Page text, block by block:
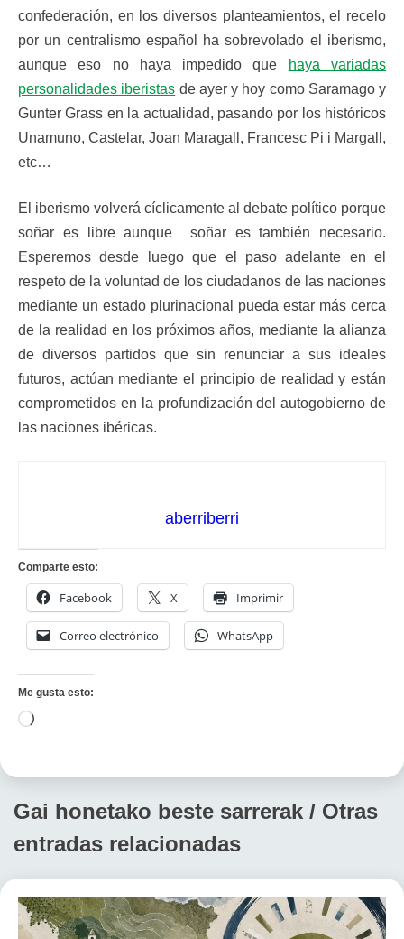
confederación, en los diversos planteamientos, el recelo
por un centralismo español ha sobrevolado el iberismo,
aunque eso no haya impedido que
haya variadas
personalidades iberistas de ayer y hoy como Saramago y
Gunter Grass en la actualidad, pasando por los históricos
Unamuno, Castelar, Joan Maragall, Francesc Pi i Margall,
etc…
El iberismo volverá cíclicamente al debate político porque
soñar es libre aunque soñar es también necesario.
Esperemos desde luego que el paso adelante en el
respeto de la voluntad de los ciudadanos de las naciones
mediante un estado plurinacional pueda estar más cerca
de la realidad en los próximos años, mediante la alianza
de diversos partidos que sin renunciar a sus ideales
futuros, actúan mediante el principio de realidad y están
comprometidos en la profundización del autogobierno de
las naciones ibéricas.
aberriberri
Comparte esto:
Facebook X Imprimir
Correo electrónico WhatsApp
Me gusta esto:
Cargando...
Gai honetako beste sarrerak / Otras
entradas relacionadas